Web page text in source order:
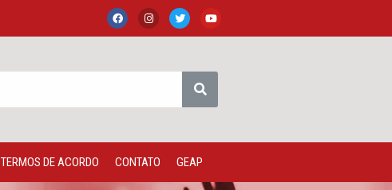
TERMOS DE ACORDO CONTATO GEAP